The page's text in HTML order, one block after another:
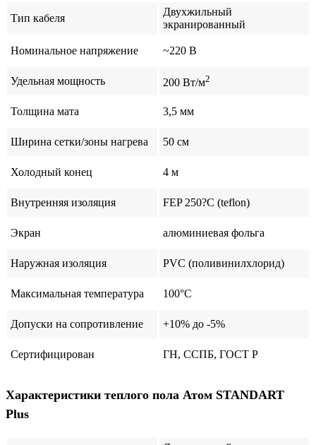
Тип кабеля
Двухжильный
экранированный
Номинальное напряжение ~220 В
Удельная мощность 200 Вт/м2
Толщина мата 3,5 мм
Ширина сетки/зоны нагрева 50 см
Холодный конец 4 м
Внутренняя изоляция FEP 250?С (teflon)
Экран алюминиевая фольга
Наружная изоляция PVС (поливинилхлорид)
Максимальная температура 100°C
Допуски на сопротивление +10% до -5%
Сертифицирован ГН, ССПБ, ГОСТ Р
Характеристики теплого пола Атом STANDART
Plus